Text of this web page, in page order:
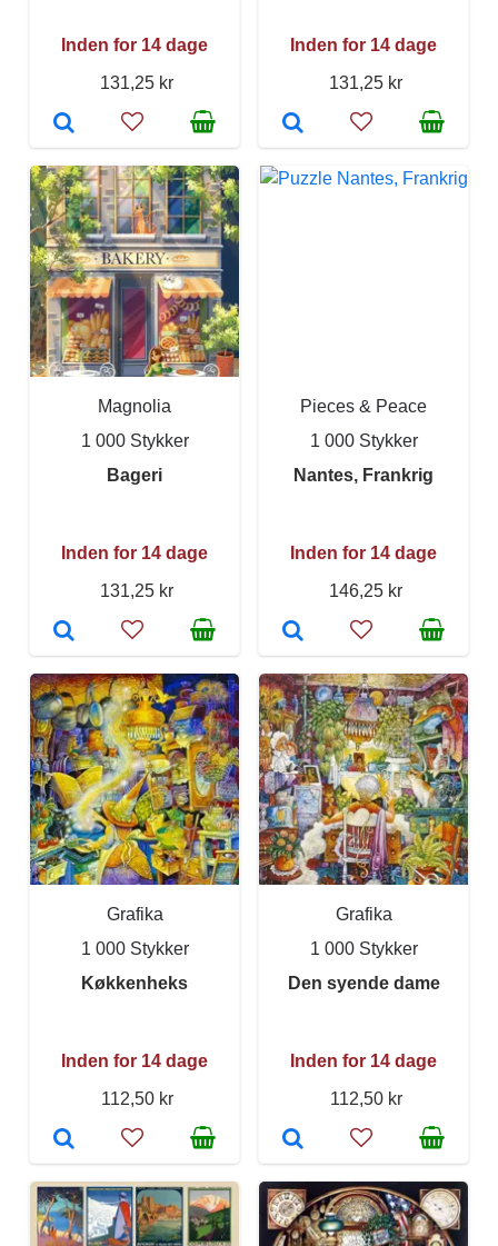
Inden for 14 dage
131,25 kr
Inden for 14 dage
131,25 kr
Magnolia
1 000 Stykker
Bageri
Inden for 14 dage
131,25 kr
Pieces & Peace
1 000 Stykker
Nantes, Frankrig
Inden for 14 dage
146,25 kr
Grafika
1 000 Stykker
Køkkenheks
Inden for 14 dage
112,50 kr
Grafika
1 000 Stykker
Den syende dame
Inden for 14 dage
112,50 kr